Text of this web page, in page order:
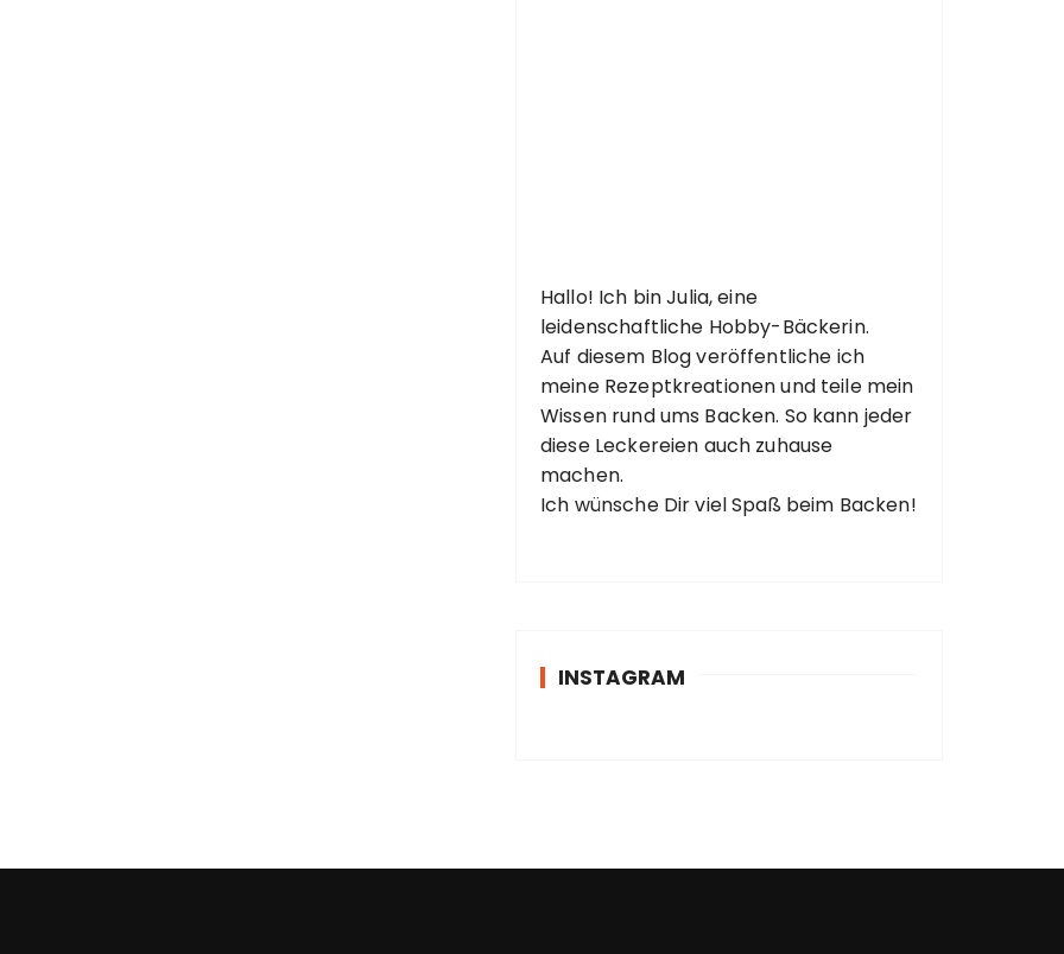
Hallo! Ich bin Julia, eine
leidenschaftliche Hobby-Bäckerin.
Auf diesem Blog veröffentliche ich
meine Rezeptkreationen und teile mein
Wissen rund ums Backen. So kann jeder
diese Leckereien auch zuhause
machen.
Ich wünsche Dir viel Spaß beim Backen!
INSTAGRAM